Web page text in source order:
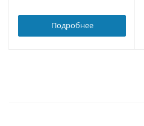
Подробнее